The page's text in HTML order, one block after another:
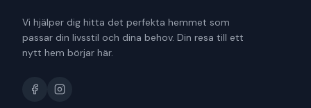
Vi hjälper dig hitta det perfekta hemmet som
passar din livsstil och dina behov. Din resa till ett
nytt hem börjar här.